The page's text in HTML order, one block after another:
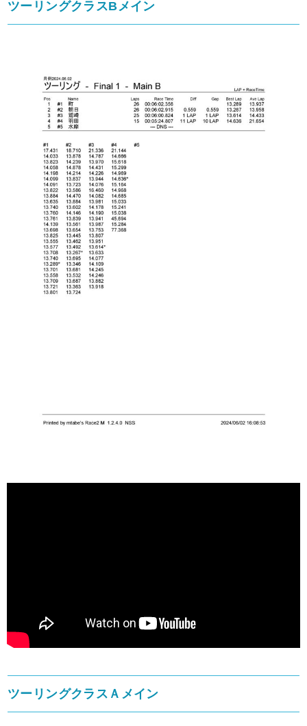
ツーリングクラスBメイン
ツーリングクラスＡメイン